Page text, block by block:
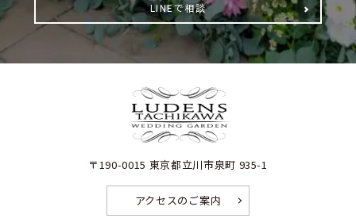
LINEで相談
〒190-0015 東京都立川市泉町 935-1
アクセスのご案内